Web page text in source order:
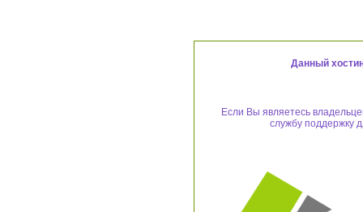
Данный
Если Вы являетесь
службу поддержку